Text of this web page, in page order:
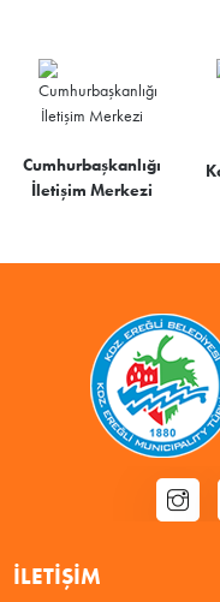
Cumhurbaşkanlığı
İletişim Merkezi
İLETIŞIM